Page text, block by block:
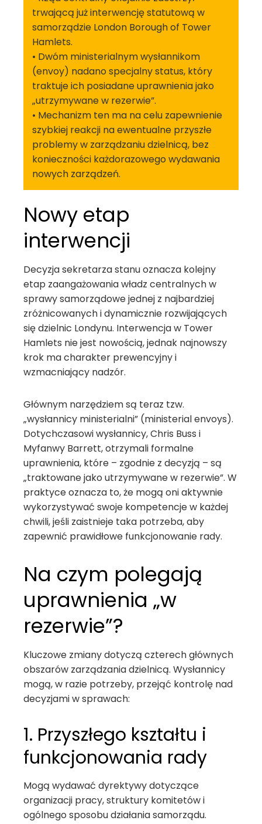
trwającą już interwencję statutową w
samorządzie London Borough of Tower
Hamlets.
• Dwóm ministerialnym wysłannikom
(envoy) nadano specjalny status, który
traktuje ich posiadane uprawnienia jako
„utrzymywane w rezerwie”.
• Mechanizm ten ma na celu zapewnienie
szybkiej reakcji na ewentualne przyszłe
problemy w zarządzaniu dzielnicą, bez
konieczności każdorazowego wydawania
nowych zarządzeń.
Nowy etap
interwencji
Decyzja sekretarza stanu oznacza kolejny
etap zaangażowania władz centralnych w
sprawy samorządowe jednej z najbardziej
zróżnicowanych i dynamicznie rozwijających
się dzielnic Londynu. Interwencja w Tower
Hamlets nie jest nowością, jednak najnowszy
krok ma charakter prewencyjny i
wzmacniający nadzór.
Głównym narzędziem są teraz tzw.
„wysłannicy ministerialni” (ministerial envoys).
Dotychczasowi wysłannicy, Chris Buss i
Myfanwy Barrett, otrzymali formalne
uprawnienia, które – zgodnie z decyzją – są
„traktowane jako utrzymywane w rezerwie”. W
praktyce oznacza to, że mogą oni aktywnie
wykorzystywać swoje kompetencje w każdej
chwili, jeśli zaistnieje taka potrzeba, aby
zapewnić prawidłowe funkcjonowanie rady.
Na czym polegają
uprawnienia „w
rezerwie”?
Kluczowe zmiany dotyczą czterech głównych
obszarów zarządzania dzielnicą. Wysłannicy
mogą, w razie potrzeby, przejąć kontrolę nad
decyzjami w sprawach:
1. Przyszłego kształtu i
funkcjonowania rady
Mogą wydawać dyrektywy dotyczące
organizacji pracy, struktury komitetów i
ogólnego sposobu działania samorządu.